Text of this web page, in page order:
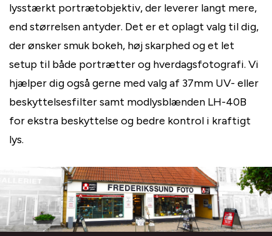
lysstærkt portrætobjektiv, der leverer langt mere,
end størrelsen antyder. Det er et oplagt valg til dig,
der ønsker smuk bokeh, høj skarphed og et let
setup til både portrætter og hverdagsfotografi. Vi
hjælper dig også gerne med valg af 37mm UV- eller
beskyttelsesfilter samt modlysblænden LH-40B
for ekstra beskyttelse og bedre kontrol i kraftigt
lys.